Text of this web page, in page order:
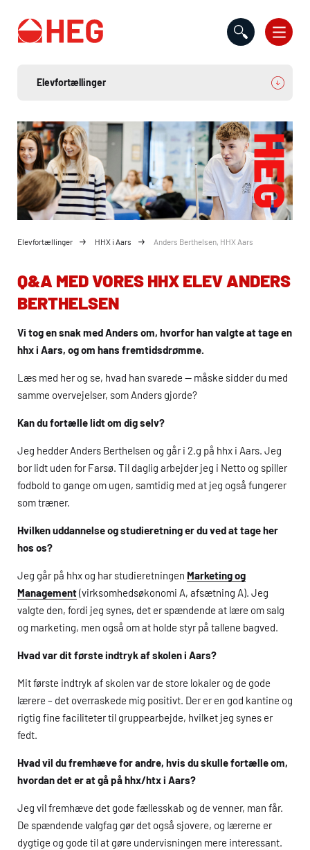
Elevfortællinger HHX i Aars Anders Berthelsen, HHX Aars
Q&A MED VORES HHX ELEV ANDERS
BERTHELSEN
Vi tog en snak med Anders om, hvorfor han valgte at tage en
hhxi Aars, og om hans fremtidsdrømme.
Læs med her og se, hvad han svarede — måske sidder du med
samme overvejelser, som Anders gjorde?
Kan du fortælle lidt om dig selv?
Jeg hedder Anders Berthelsen og går i 2.g på hhx i Aars. Jeg
bor lidt uden for Farsø. Til daglig arbejder jeg i Netto og spiller
fodbold to gange om ugen, samtidig med at jeg også fungerer
som træner.
Hvilken uddannelse og studieretning er du ved at tage her
hos os?
Jeg går på hhx og har studieretningen Marketing og
Management(virksomhedsøkonomi A, afsætning A). Jeg
valgte den, fordi jeg synes, det er spændende at lære om salg
og marketing, men også om at holde styr på tallene bagved.
Hvad var dit første indtryk af skolen i Aars?
Mit første indtryk af skolen var de store lokaler og de gode
lærere – det overraskede mig positivt. Der er en god kantine og
rigtig fine faciliteter til gruppearbejde, hvilket jeg synes er
fedt.
Hvad vil du fremhæve for andre, hvis du skulle fortælle om,
hvordan det er at gå påhhx/htxi Aars?
Jeg vil fremhæve det gode fællesskab og de venner, man får.
De spændende valgfag gør det også sjovere, og lærerne er
dygtige og gode til at gøre undervisningen mere interessant.